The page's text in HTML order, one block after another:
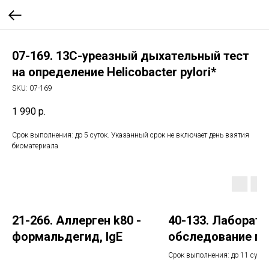
07-169. 13С-уреазный дыхательный тест
на определение Helicobacter pylori*
SKU: 07-169
1 990 р.
Срок выполнения: до 5 суток. Указанный срок не включает день взятия
биоматериала
21-266. Аллерген k80 -
формальдегид, IgE
40-133.
обследование
ревматоидном
Срок выполнения: до 11 суток.